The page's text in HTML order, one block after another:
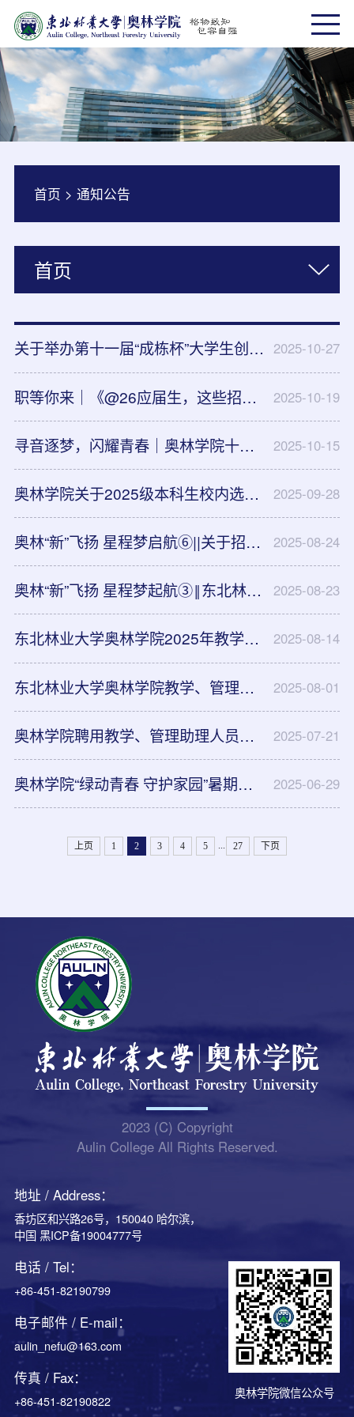
首页 >通知公告
首页
2025-10-27
关于举办第十一届“成栋杯”大学生创新竞赛奥林学院院赛的通知
2025-10-19
职等你来｜《@26应届生，这些招聘信息请查收！》（第八期 后附东林专属简历模板） 奥林学院
2025-10-15
寻音逐梦，闪耀青春｜奥林学院十佳歌手大赛等你来参加！
2025-09-28
奥林学院关于2025级本科生校内选拔报名的通知
2025-08-24
奥林“新”飞扬 星程梦启航⑥||关于招募奥林学院迎新志愿者的通知
2025-08-23
奥林“新”飞扬 星程梦起航③‖东北林业大学2025级本科新生入学指南
2025-08-14
东北林业大学奥林学院2025年教学、管理助理拟聘用结果公示
2025-08-01
东北林业大学奥林学院教学、管理助理招聘启事
2025-07-21
​奥林学院聘用教学、管理助理人员通知
2025-06-29
奥林学院“绿动青春 守护家园”暑期三下乡社会实践招募通知
上页 1 2 3 4 5 ... 27 下页
2023 (C) Copyright
Aulin College All Rights Reserved.
奥林学院微信公众号
地址 / Address：
香坊区和兴路26号，150040 哈尔滨，
中国 黑ICP备19004777号
电话 / Tel：
+86-451-82190799
电子邮件 / E-mail：
aulin_nefu@163.com
传真 / Fax：
+86-451-82190822